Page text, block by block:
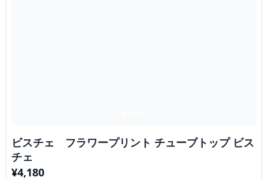
ビスチェ フラワープリント チューブトップ ビス
チェ
¥4,180